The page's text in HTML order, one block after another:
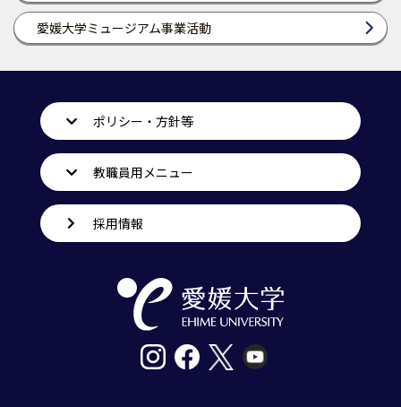
愛媛大学ミュージアム事業活動
ポリシー・方針等
教職員用メニュー
採用情報